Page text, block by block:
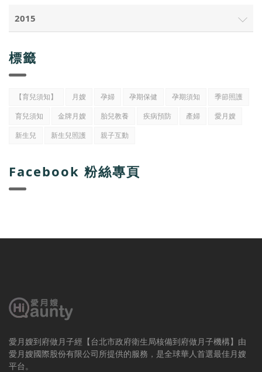
2015
標籤
【育兒須知】 月嫂 孕婦 孕期保健 孕期須知
季節照護
育兒須知
金牌月嫂 胎兒教養 疾病預防 產婦
愛月嫂
新生兒
新生兒照護 親子互動
Facebook 粉絲專頁
愛月嫂到府做月子經【台北市政府衛生局核備到府做月子機構】由
愛月嫂國際股份有限公司所提供的服務，是全球華人首選最佳月嫂
平台。